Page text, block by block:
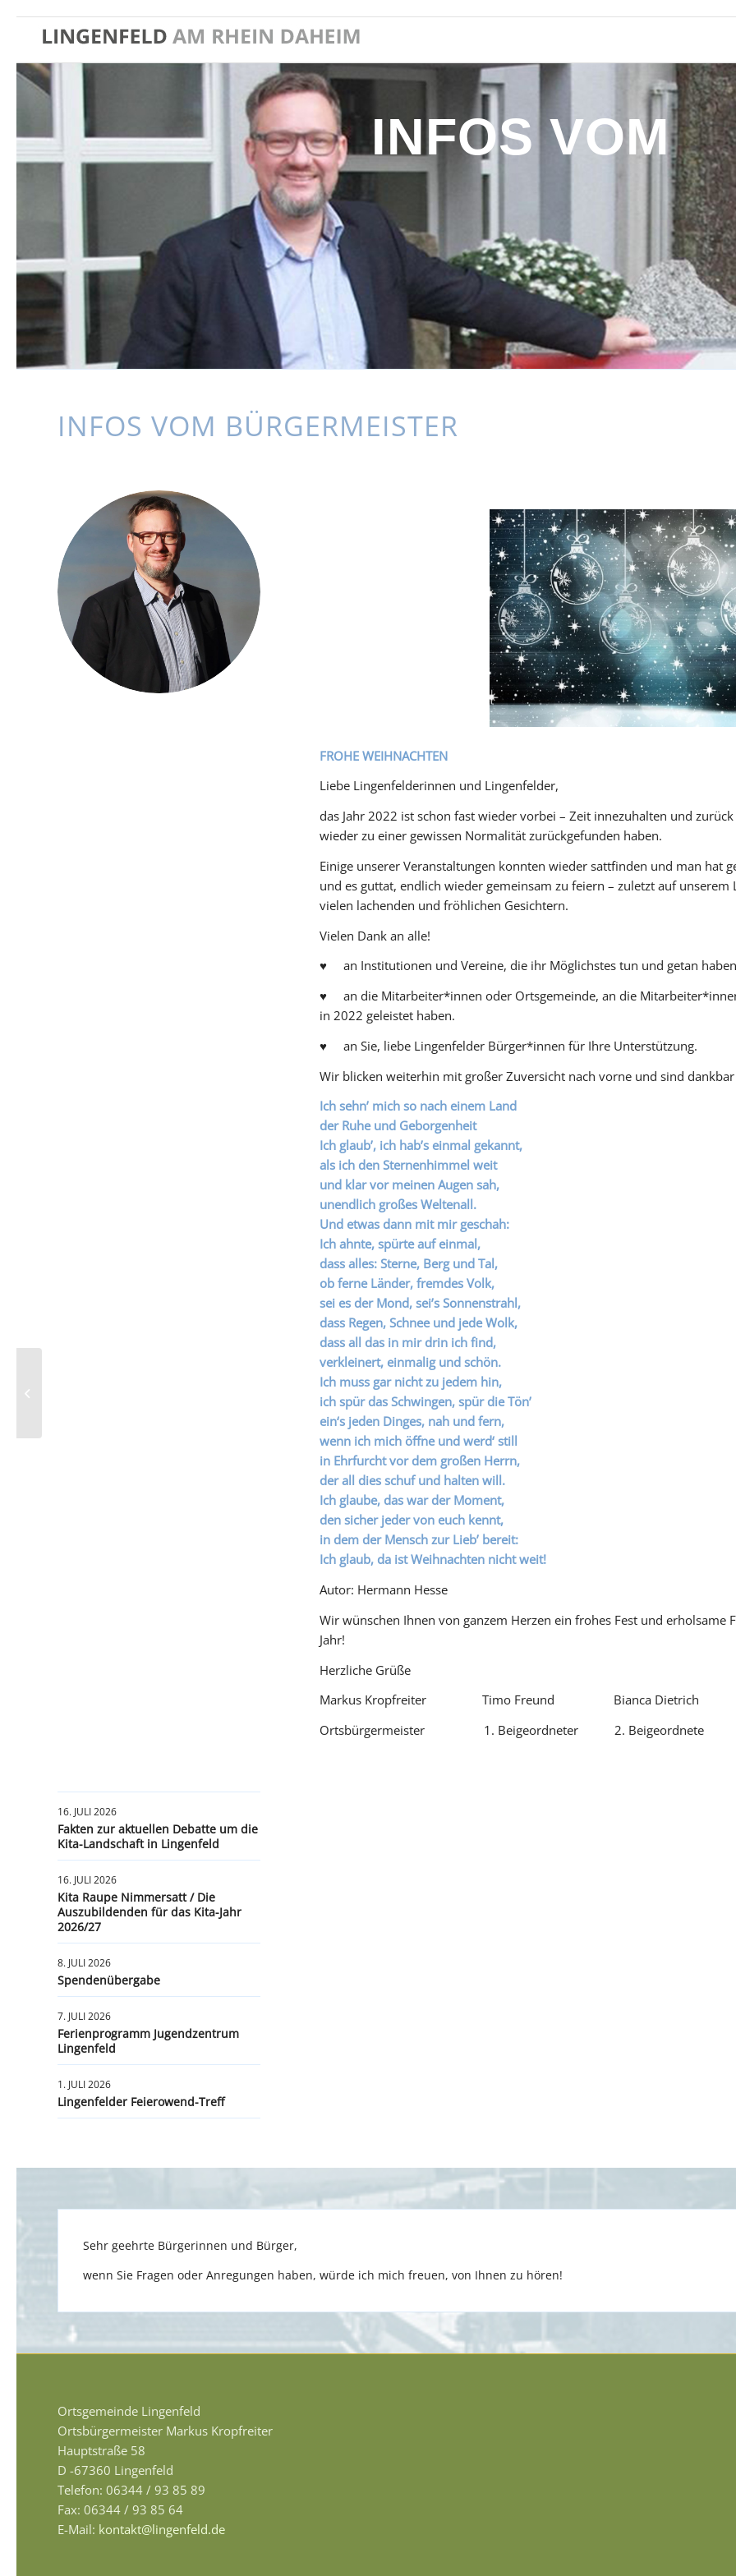
INFOS VOM
BÜ E R
INFOS VOM BÜRGERMEISTER
FROHE WEIHNACHTEN
Liebe Lingenfelderinnen und Lingenfelder,
das Jahr 2022 ist schon fast wieder vorbei – Zeit innezuhalten und
wieder zu einer gewissen Normalität zurückgefunden haben.
Einige unserer Veranstaltungen konnten wieder sattfinden und man hat
und es guttat, endlich wieder gemeinsam zu feiern – zuletzt auf
vielen lachenden und fröhlichen Gesichtern.
Vielen Dank an alle!
♥ an Institutionen und Vereine, die ihr Möglichstes tun und getan
♥ an die Mitarbeiter*innen oder Ortsgemeinde, an die
in 2022 geleistet haben.
♥ an Sie, liebe Lingenfelder Bürger*innen für Ihre Unterstützung.
Wir blicken weiterhin mit großer Zuversicht nach vorne und sind
Ich sehn’ mich so nach einem Land
der Ruhe und Geborgenheit
Ich glaub’, ich hab’s einmal gekannt,
als ich den Sternenhimmel weit
und klar vor meinen Augen sah,
unendlich großes Weltenall.
Und etwas dann mit mir geschah:
Ich ahnte, spürte auf einmal,
dass alles: Sterne, Berg und Tal,
ob ferne Länder, fremdes Volk,
sei es der Mond, sei’s Sonnenstrahl,
dass Regen, Schnee und jede Wolk,
dass all das in mir drin ich find,
verkleinert, einmalig und schön.
Ich muss gar nicht zu jedem hin,
ich spür das Schwingen, spür die Tön’
ein‘s jeden Dinges, nah und fern,
wenn ich mich öffne und werd‘ still
in Ehrfurcht vor dem großen Herrn,
der all dies schuf und halten will.
Ich glaube, das war der Moment,
den sicher jeder von euch kennt,
in dem der Mensch zur Lieb’ bereit:
Ich glaub, da ist Weihnachten nicht weit!
Autor: Hermann Hesse
Wir wünschen Ihnen von ganzem Herzen ein frohes Fest und erholsame
Jahr!
Herzliche Grüße
Markus Kropfreiter Timo Freund Bianca Dietrich
Ortsbürgermeister 1. Beigeordneter 2. Beigeordnete
16. JULI 2026
Fakten zur aktuellen Debatte um die
Kita-Landschaft in Lingenfeld
16. JULI 2026
Kita Raupe Nimmersatt / Die
Auszubildenden für das Kita-Jahr
2026/27
8. JULI 2026
Spendenübergabe
7. JULI 2026
Ferienprogramm Jugendzentrum
Lingenfeld
1. JULI 2026
Lingenfelder Feierowend-Treff
Sehr geehrte Bürgerinnen und Bürger,
wenn Sie Fragen oder Anregungen haben, würde ich mich freuen, von Ihnen zu hören!
Ortsgemeinde Lingenfeld
Ortsbürgermeister Markus Kropfreiter
Hauptstraße 58
D -67360 Lingenfeld
Telefon: 06344 / 93 85 89
Fax: 06344 / 93 85 64
E-Mail: kontakt@lingenfeld.de